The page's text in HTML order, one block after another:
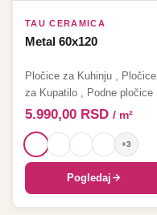
TAU CERAMICA
Metal 60x120
Pločice za Kuhinju
Pločice
za Kupatilo
Podne pločice
5.990,00 RSD / m²
+3
Pogledaj